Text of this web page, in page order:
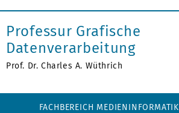
Professur Grafische
Datenverarbeitung
Prof. Dr. Charles A. Wüthrich
FACHBEREICH MEDIENINFORMATIK